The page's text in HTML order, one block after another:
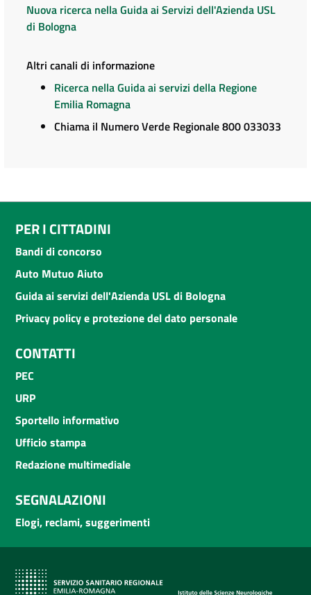
Nuova ricerca nella Guida ai Servizi dell'Azienda USL
di Bologna
Altri canali di informazione
Ricerca nella Guida ai servizi della Regione
Emilia Romagna
Chiama il Numero Verde Regionale 800 033033
PER I CITTADINI
Bandi di concorso
Auto Mutuo Aiuto
Guida ai servizi dell'Azienda USL di Bologna
Privacy policy e protezione del dato personale
CONTATTI
PEC
URP
Sportello informativo
Ufficio stampa
Redazione multimediale
SEGNALAZIONI
Elogi, reclami, suggerimenti